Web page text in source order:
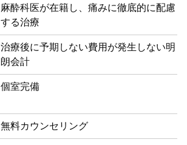
麻酔科医が在籍し、痛みに徹底的に配慮
する治療
治療後に予期しない費用が発生しない明
朗会計
個室完備
無料カウンセリング